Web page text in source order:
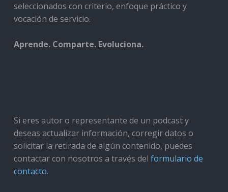
seleccionados con criterio, enfoque práctico y
vocación de servicio.
Aprende. Comparte. Evoluciona.
Si eres autor o representante de un podcast y
deseas actualizar información, corregir datos o
solicitar la retirada de algún contenido, puedes
contactar con nosotros a través del formulario de
contacto.